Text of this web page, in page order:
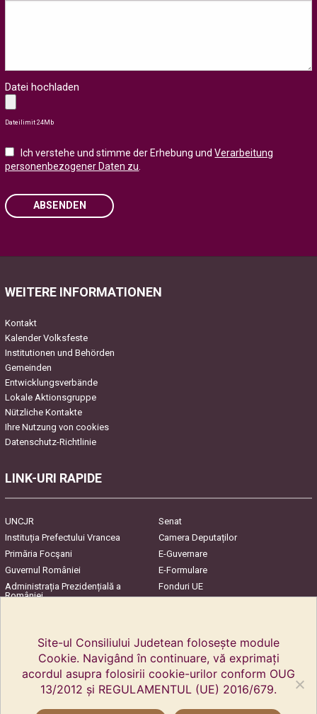
Datei hochladen
Dateilimit 24Mb
Ich verstehe und stimme der Erhebung undVerarbeitung
personenbezogener Daten zu
ABSENDEN
WEITERE INFORMATIONEN
Kontakt
Kalender Volksfeste
Institutionen und Behörden
Gemeinden
Entwicklungsverbände
Lokale Aktionsgruppe
Nützliche Kontakte
Ihre Nutzung von cookies
Datenschutz-Richtlinie
LINK-URI RAPIDE
UNCJR
Senat
Instituția Prefectului Vrancea
Camera Deputaților
Primăria Focşani
E-Guvernare
Guvernul României
E-Formulare
Administrația Prezidențială a
României
Fonduri UE
Site-ul Consiliului Judetean folosește module
Cookie. Navigând în continuare, vă exprimați
acordul asupra folosirii cookie-urilor conform OUG
13/2012 și REGULAMENTUL (UE) 2016/679.